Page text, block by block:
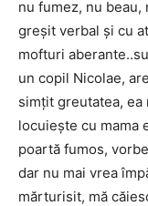
nu fumez, nu
greşit verbal şi cu
mofturi
un copil Nicolae,
simţit greutatea, ea
locuieşte cu mama
poartă fumos,
dar nu mai vrea
mărturisit, mă